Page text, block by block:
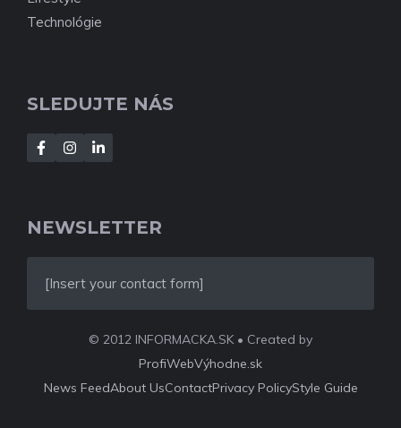
Technológie
SLEDUJTE NÁS
NEWSLETTER
[Insert your contact form]
© 2012 INFORMACKA.SK • Created by
ProfiWebVýhodne.sk
News FeedAbout UsContactPrivacy PolicyStyle Guide